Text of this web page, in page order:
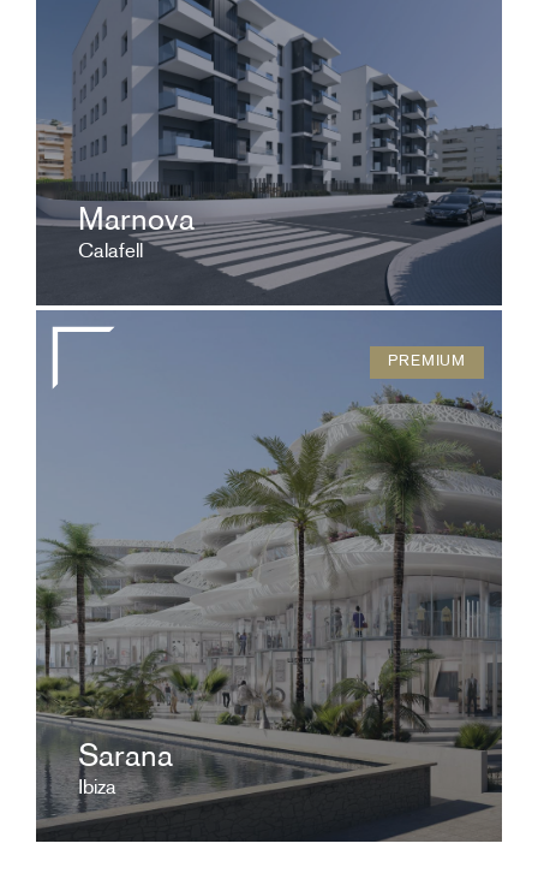
Marnova
Calafell
Nueva promoción ubicada en una situación
privilegiada en Calafell Platja.
ver ficha
PREMIUM
Sarana
Ibiza
Promoción exclusiva de lujo ubicada en el
Paseo Juan Carlos I, en la mejor zona de Ibiza.
ver ficha